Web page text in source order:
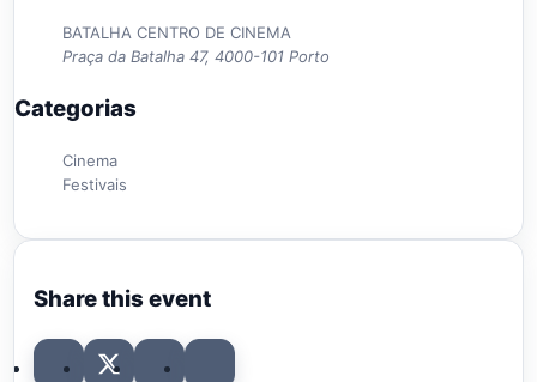
BATALHA CENTRO DE CINEMA
Praça da Batalha 47, 4000-101 Porto
Categorias
Cinema
Festivais
Share this event